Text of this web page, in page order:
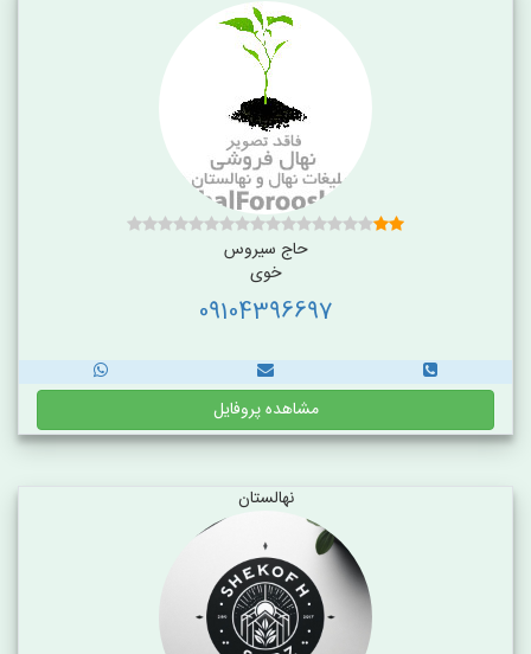
حاج سیروس
خوی
09104396697
مشاهده پروفایل
نهالستان